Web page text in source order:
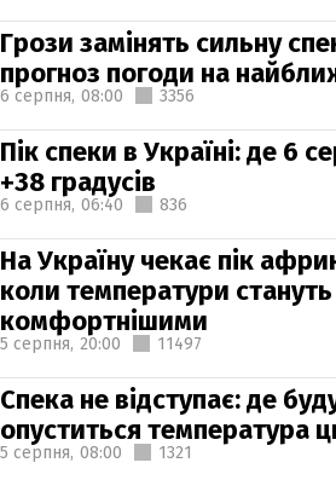
Грози замінять сильну
прогноз погоди на
6 серпня, 08:00 3356
Пік спеки в Україні: де 6
+38 градусів
6 серпня, 06:40 836
На Україну чекає пік
коли температури стануть
комфортнішими
5 серпня, 20:00 11497
Спека не відступає: де
опуститься температура
5 серпня, 08:00 1321